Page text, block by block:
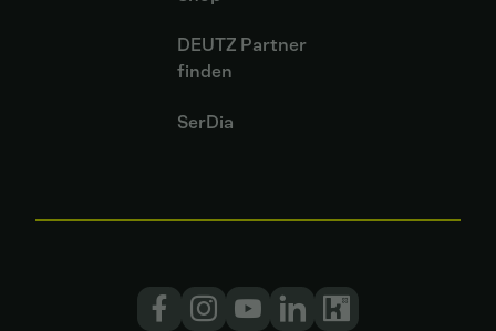
DEUTZ Partner
finden
SerDia